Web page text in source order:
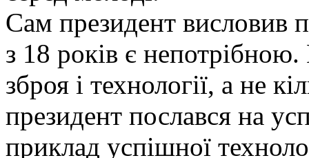
Сам президент висловив
з 18 років є
зброя і технології, а не
президент послався на
приклад успішної